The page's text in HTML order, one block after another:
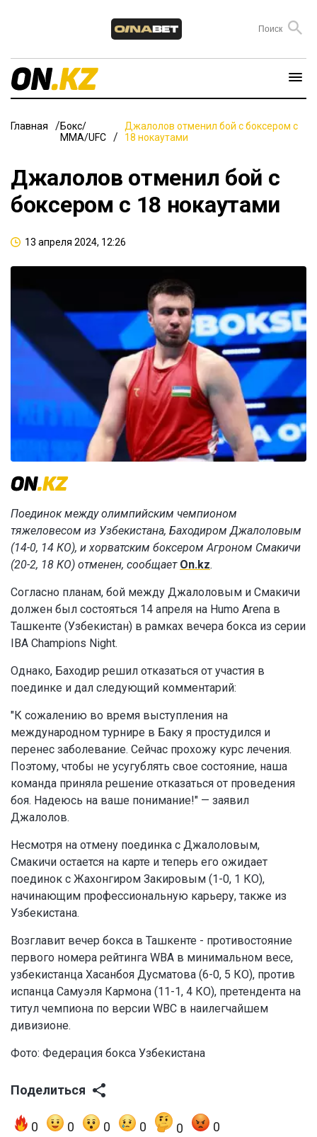
Главная
Бокс/
ММА/UFC
Джалолов отменил бой с боксером с
18 нокаутами
Джалолов отменил бой с
боксером с 18 нокаутами
13 апреля 2024, 12:26
Поединок между олимпийским чемпионом
тяжеловесом из Узбекистана, Баходиром Джалоловым
(14-0, 14 КО), и хорватским боксером Агроном Смакичи
(20-2, 18 КО) отменен, сообщает On.kz.
Согласно планам, бой между Джалоловым и Смакичи
должен был состояться 14 апреля на Humo Arena в
Ташкенте (Узбекистан) в рамках вечера бокса из серии
IBA Champions Night.
Однако, Баходир решил отказаться от участия в
поединке и дал следующий комментарий:
"К сожалению во время выступления на
международном турнире в Баку я простудился и
перенес заболевание. Сейчас прохожу курс лечения.
Поэтому, чтобы не усугублять свое состояние, наша
команда приняла решение отказаться от проведения
боя. Надеюсь на ваше понимание!" — заявил
Джалолов.
Несмотря на отмену поединка с Джалоловым,
Смакичи остается на карте и теперь его ожидает
поединок с Жахонгиром Закировым (1-0, 1 КО),
начинающим профессиональную карьеру, также из
Узбекистана.
Возглавит вечер бокса в Ташкенте - противостояние
первого номера рейтинга WBA в минимальном весе,
узбекистанца Хасанбоя Дусматова (6-0, 5 КО), против
испанца Самуэля Кармона (11-1, 4 КО), претендента на
титул чемпиона по версии WBC в наилегчайшем
дивизионе.
Фото: Федерация бокса Узбекистана
Поделиться
0 0 0 0 0 0